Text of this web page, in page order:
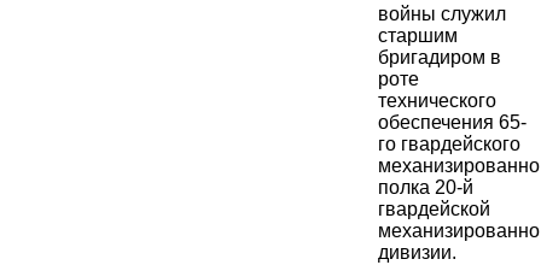
войны служил
старшим
бригадиром в
роте
технического
обеспечения 65-
го гвардейского
полка 20-й
гвардейской
дивизии.